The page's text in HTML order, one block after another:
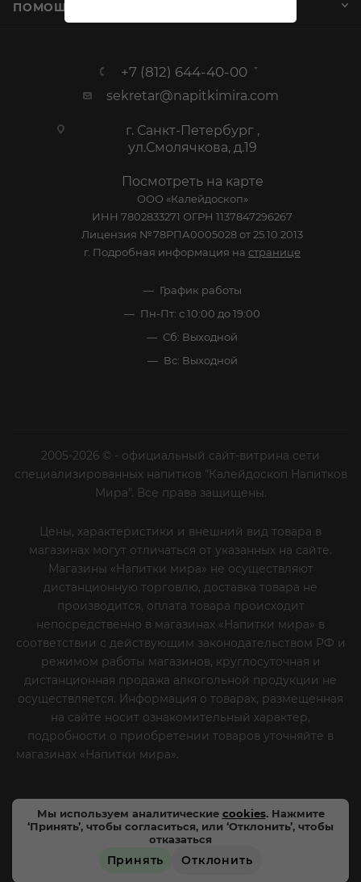
Мы используем аналитические cookies. Нажмите
‘Принять’, чтобы согласиться, или ‘Отклонить’, чтобы
отказаться
Принять Отклонить
ПОМОЩЬ И СЕРВИСЫ
+7 (812) 644-40-00
sekretar@napitkimira.com
г. Санкт-Петербург ,
ул.Смолячкова, д.19
Посмотреть на карте
ООО «Калейдоскоп»
ИНН 7802833271 ОГРН 1137847296267
Лицензия №78РПА0005028 от 25.10.2013
г. Подробная информация на странице
График работы
Пн-Пт: с 10:00 до 19:00
Сб: Выходной
Вс: Выходной
2005-2026 © - официальный сайт-витрина сети
специализированных напитков "Калейдоскоп Напитков
Мира". Все права защищены.
Цены, характеристики и внешний вид товара в
магазинах могут отличаться от указанных на сайте.
Магазины «Напитки мира» не осуществляют
дистанционную торговлю, доставка товара не
производится, оплата товара происходит
непосредственно в магазинах «Напитки мира» в
соответствии с действующим законодательством РФ и
режимом работы магазинов, круглосуточная и
дистанционная продажа алкогольной продукции не
осуществляется. Информация о товарах, размещенная
на сайте носит ознакомительный характер,
подробности о приобретении товаров уточняйте в
магазинах «Напитки мира».